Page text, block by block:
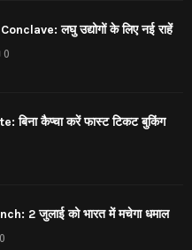
लघु उद्योगों के लिए नई राहें
0
बिना कैप्चा करें फास्ट टिकट बुकिंग
2 जुलाई को भारत में मचेगा धमाल
0